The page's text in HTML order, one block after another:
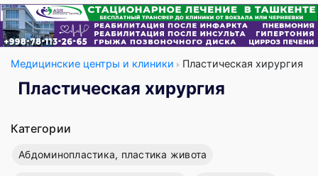
Медицинские центры и клиники Пластическая хирургия
Пластическая хирургия
Категории
Абдоминопластика, пластика живота